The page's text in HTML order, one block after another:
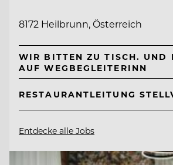
8172 Heilbrunn, Österreich
WIR BITTEN ZU TISCH. UND
AUF WEGBEGLEITERINN
RESTAURANTLEITUNG
Entdecke alle Jobs